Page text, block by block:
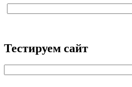
Тестируем сайт